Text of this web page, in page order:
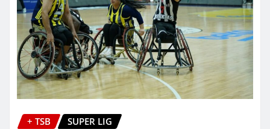
+ TSB SUPER LIG